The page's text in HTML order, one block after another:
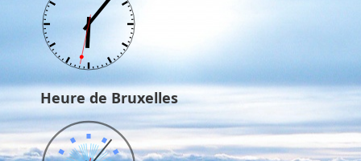
Heure de Bruxelles